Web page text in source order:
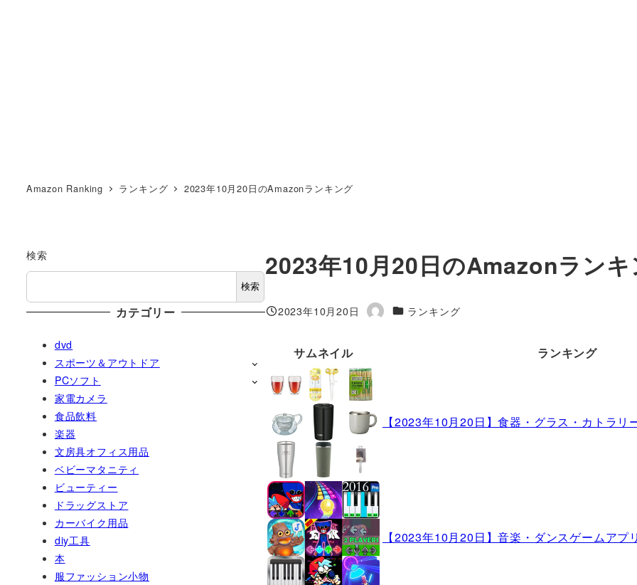
Amazon Ranking ランキング 2023年10月20日のAmazonランキング
2023年10月20日のAmazonラン
投稿日
2023年10月20日
著
カテゴリー
ランキング
サムネイル ランキング
【2023年10月20日】食器・グラス・カトラリ
【2023年10月20日】音楽・ダンスゲームアプ
検索
検索
カテゴリー
dvd
スポーツ＆アウトドア
PCソフト
家電カメラ
食品飲料
楽器
文房具オフィス用品
ベビーマタニティ
ビューティー
ドラッグストア
カーバイク用品
diy工具
本
服ファッション小物